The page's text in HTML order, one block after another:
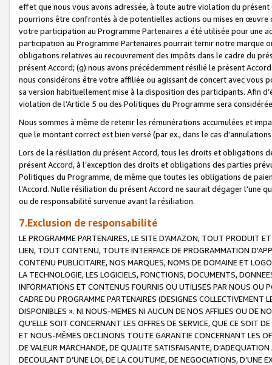
effet que nous vous avons adressée, à toute autre violation du
pourrions être confrontés à de potentielles actions ou mises en
votre participation au Programme Partenaires a été utilisée pour une
participation au Programme Partenaires pourrait ternir notre marque
obligations relatives au recouvrement des impôts dans le cadre du
présent Accord; (g) nous avons précédemment résilié le présent
nous considérons être votre affiliée ou agissant de concert avec vous
sa version habituellement mise à la disposition des participants. Afin
violation de l’Article 5 ou des Politiques du Programme sera
Nous sommes à même de retenir les rémunérations accumulées et
que le montant correct est bien versé (par ex., dans le cas
Lors de la résiliation du présent Accord, tous les droits et obligations
présent Accord, à l’exception des droits et obligations des parties
Politiques du Programme, de même que toutes les obligations de
l’Accord. Nulle résiliation du présent Accord ne saurait dégager l'une
ou de responsabilité survenue avant la résiliation.
7.Exclusion de responsabilité
LE PROGRAMME PARTENAIRES, LE SITE D’AMAZON, TOUT PRODUIT
LIEN, TOUT CONTENU, TOUTE INTERFACE DE PROGRAMMATION
CONTENU PUBLICITAIRE, NOS MARQUES, NOMS DE DOMAINE ET
LA TECHNOLOGIE, LES LOGICIELS, FONCTIONS, DOCUMENTS,
INFORMATIONS ET CONTENUS FOURNIS OU UTILISES PAR NOUS OU
CADRE DU PROGRAMME PARTENAIRES (DESIGNES COLLECTIVEMENT
DISPONIBLES ». NI NOUS-MEMES NI AUCUN DE NOS AFFILIES OU DE
QU’ELLE SOIT CONCERNANT LES OFFRES DE SERVICE, QUE CE SOIT
ET NOUS-MÊMES DECLINONS TOUTE GARANTIE CONCERNANT LES
DE VALEUR MARCHANDE, DE QUALITE SATISFAISANTE,
DECOULANT D’UNE LOI, DE LA COUTUME, DE NEGOCIATIONS, D’UNE